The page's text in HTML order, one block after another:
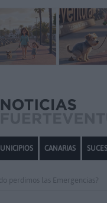
CANARIAS
perdimos las Emergencias?